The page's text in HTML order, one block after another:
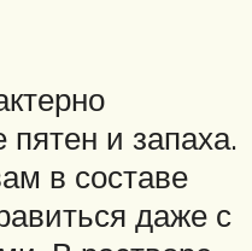
и запаха.
в составе
даже с